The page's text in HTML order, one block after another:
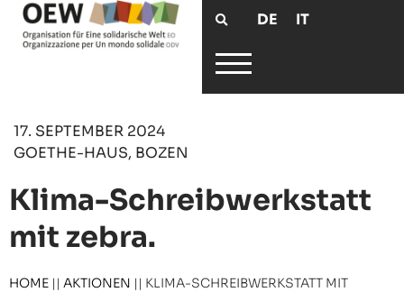
DE IT
17. SEPTEMBER 2024
GOETHE-HAUS, BOZEN
Klima-Schreibwerkstatt
mit zebra.
HOME || AKTIONEN || KLIMA-SCHREIBWERKSTATT MIT